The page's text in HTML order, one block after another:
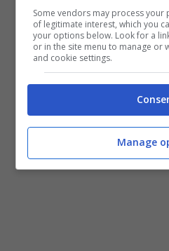
libertà segnalando
Giudiziaria
ingiustificato di
di armi e porto
Some vendors may process
of legitimate interest, which you
your options below. Look for a
or in the site menu to manage or
and cookie settings.
Manage